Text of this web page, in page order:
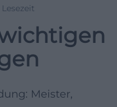
Meister,